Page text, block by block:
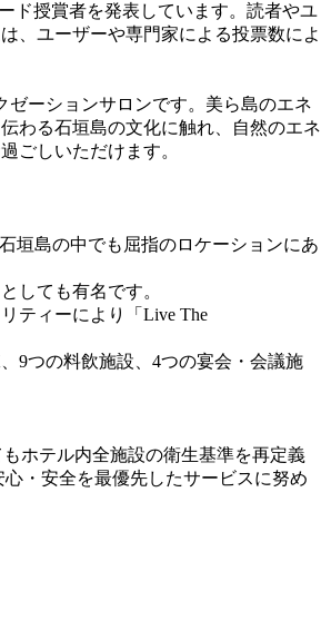
ド授賞者を発表しています。読者やユ
、ユーザーや専門家による投票数によ
ゼーションサロンです。美ら島のエネ
わる石垣島の文化に触れ、自然のエネ
ごしいただけます。
垣島の中でも屈指のロケーションにあ
しても有名です。
ティーにより「Live The
9つの料飲施設、4つの宴会・会議施
ホテル内全施設の衛生基準を再定義
・安全を最優先したサービスに努め